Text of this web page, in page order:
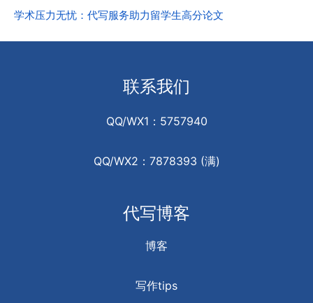
学术压力无忧：代写服务助力留学生高分论文
联系我们
QQ/WX1：5757940
QQ/WX2：7878393 (满)
代写博客
博客
写作tips